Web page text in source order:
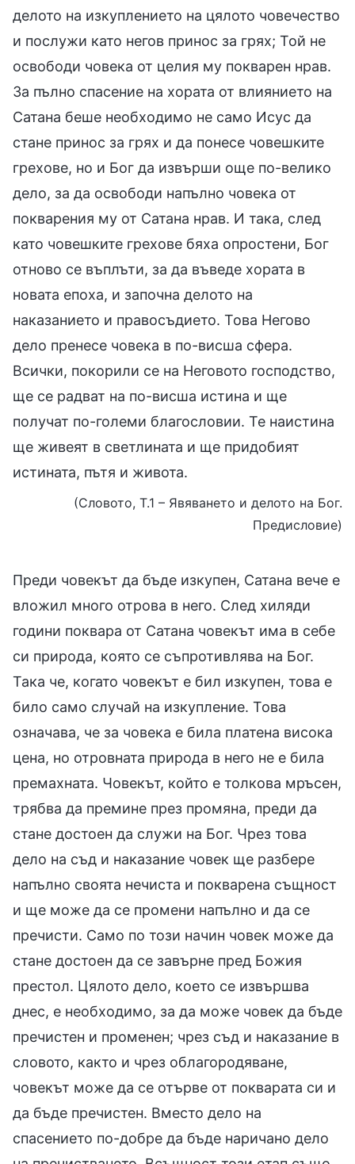
делото на изкуплението на цялото човечество
и послужи като негов принос за грях; Той не
освободи човека от целия му покварен нрав.
За пълно спасение на хората от влиянието на
Сатана беше необходимо не само Исус да
стане принос за грях и да понесе човешките
грехове, но и Бог да извърши още по-велико
дело, за да освободи напълно човека от
покварения му от Сатана нрав. И така, след
като човешките грехове бяха опростени, Бог
отново се въплъти, за да въведе хората в
новата епоха, и започна делото на
наказанието и правосъдието. Това Негово
дело пренесе човека в по-висша сфера.
Всички, покорили се на Неговото господство,
ще се радват на по-висша истина и ще
получат по-големи благословии. Те наистина
ще живеят в светлината и ще придобият
истината, пътя и живота.
(Словото, Т.1 – Явяването и делото на Бог.
Предисловие)
Преди човекът да бъде изкупен, Сатана вече е
вложил много отрова в него. След хиляди
години поквара от Сатана човекът има в себе
си природа, която се съпротивлява на Бог.
Така че, когато човекът е бил изкупен, това е
било само случай на изкупление. Това
означава, че за човека е била платена висока
цена, но отровната природа в него не е била
премахната. Човекът, който е толкова мръсен,
трябва да премине през промяна, преди да
стане достоен да служи на Бог. Чрез това
дело на съд и наказание човек ще разбере
напълно своята нечиста и покварена същност
и ще може да се промени напълно и да се
пречисти. Само по този начин човек може да
стане достоен да се завърне пред Божия
престол. Цялото дело, което се извършва
днес, е необходимо, за да може човек да бъде
пречистен и променен; чрез съд и наказание в
словото, както и чрез облагородяване,
човекът може да се отърве от покварата си и
да бъде пречистен. Вместо дело на
спасението по-добре да бъде наричано дело